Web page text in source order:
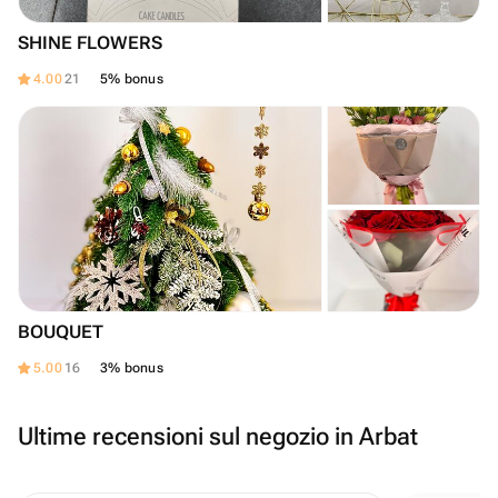
SHINE FLOWERS
4.0021 5% bonus
BOUQUET
5.00 16 3% bonus
Ultime recensioni sul negozio in Arbat